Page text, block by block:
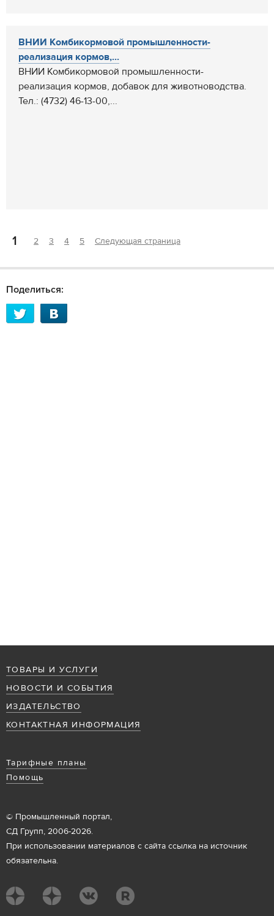
ВНИИ Комбикормовой промышленности-
реализация кормов,...
ВНИИ Комбикормовой промышленности-
реализация кормов, добавок для животноводства.
Тел.: (4732) 46-13-00,...
1 2 3 4 5 Следующая страница
Поделиться:
ТОВАРЫ И УСЛУГИ
НОВОСТИ И СОБЫТИЯ
ИЗДАТЕЛЬСТВО
КОНТАКТНАЯ ИНФОРМАЦИЯ
Тарифные планы
Помощь
© Промышленный портал,
СД Групп, 2006-2026.
При использовании материалов с сайта ссылка на источник
обязательна.